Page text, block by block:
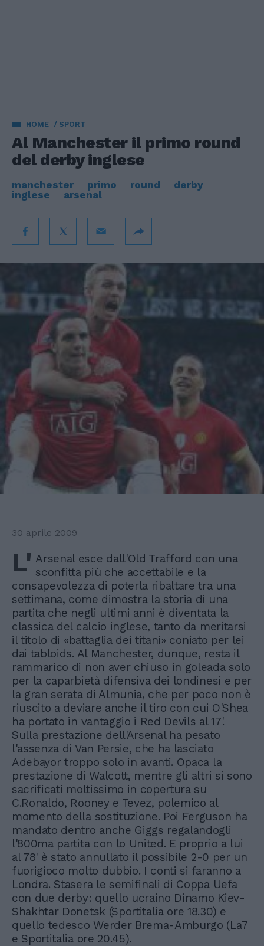
HOME SPORT
Al Manchester il primo round
del derby inglese
manchester primo round
derby
inglese
arsenal
30 aprile 2009
L' Arsenal esce dall'Old Trafford con una
sconfitta più che accettabile e la
consapevolezza di poterla ribaltare tra una
settimana, come dimostra la storia di una
partita che negli ultimi anni è diventata la
classica del calcio inglese, tanto da meritarsi
il titolo di «battaglia dei titani» coniato per lei
dai tabloids. Al Manchester, dunque, resta il
rammarico di non aver chiuso in goleada solo
per la caparbietà difensiva dei londinesi e per
la gran serata di Almunia, che per poco non è
riuscito a deviare anche il tiro con cui O'Shea
ha portato in vantaggio i Red Devils al 17'.
Sulla prestazione dell'Arsenal ha pesato
l'assenza di Van Persie, che ha lasciato
Adebayor troppo solo in avanti. Opaca la
prestazione di Walcott, mentre gli altri si sono
sacrificati moltissimo in copertura su
C.Ronaldo, Rooney e Tevez, polemico al
momento della sostituzione. Poi Ferguson ha
mandato dentro anche Giggs regalandogli
l'800ma partita con lo United. E proprio a lui
al 78' è stato annullato il possibile 2-0 per un
fuorigioco molto dubbio. I conti si faranno a
Londra. Stasera le semifinali di Coppa Uefa
con due derby: quello ucraino Dinamo Kiev-
Shakhtar Donetsk (Sportitalia ore 18.30) e
quello tedesco Werder Brema-Amburgo (La7
e Sportitalia ore 20.45).